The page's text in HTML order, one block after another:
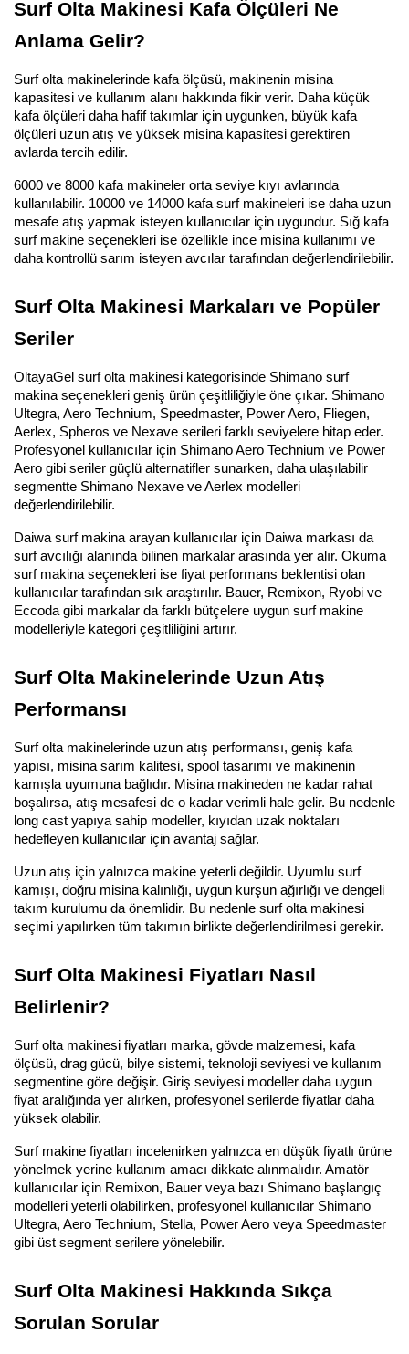
Surf Olta Makinesi Kafa Ölçüleri Ne
Anlama Gelir?
Surf olta makinelerinde kafa ölçüsü, makinenin misina
kapasitesi ve kullanım alanı hakkında fikir verir. Daha küçük
kafa ölçüleri daha hafif takımlar için uygunken, büyük kafa
ölçüleri uzun atış ve yüksek misina kapasitesi gerektiren
avlarda tercih edilir.
6000 ve 8000 kafa makineler orta seviye kıyı avlarında
kullanılabilir. 10000 ve 14000 kafa surf makineleri ise daha uzun
mesafe atış yapmak isteyen kullanıcılar için uygundur. Sığ kafa
surf makine seçenekleri ise özellikle ince misina kullanımı ve
daha kontrollü sarım isteyen avcılar tarafından değerlendirilebilir.
Surf Olta Makinesi Markaları ve Popüler
Seriler
OltayaGel surf olta makinesi kategorisinde Shimano surf
makina seçenekleri geniş ürün çeşitliliğiyle öne çıkar. Shimano
Ultegra, Aero Technium, Speedmaster, Power Aero, Fliegen,
Aerlex, Spheros ve Nexave serileri farklı seviyelere hitap eder.
Profesyonel kullanıcılar için Shimano Aero Technium ve Power
Aero gibi seriler güçlü alternatifler sunarken, daha ulaşılabilir
segmentte Shimano Nexave ve Aerlex modelleri
değerlendirilebilir.
Daiwa surf makina arayan kullanıcılar için Daiwa markası da
surf avcılığı alanında bilinen markalar arasında yer alır. Okuma
surf makina seçenekleri ise fiyat performans beklentisi olan
kullanıcılar tarafından sık araştırılır. Bauer, Remixon, Ryobi ve
Eccoda gibi markalar da farklı bütçelere uygun surf makine
modelleriyle kategori çeşitliliğini artırır.
Surf Olta Makinelerinde Uzun Atış
Performansı
Surf olta makinelerinde uzun atış performansı, geniş kafa
yapısı, misina sarım kalitesi, spool tasarımı ve makinenin
kamışla uyumuna bağlıdır. Misina makineden ne kadar rahat
boşalırsa, atış mesafesi de o kadar verimli hale gelir. Bu nedenle
long cast yapıya sahip modeller, kıyıdan uzak noktaları
hedefleyen kullanıcılar için avantaj sağlar.
Uzun atış için yalnızca makine yeterli değildir. Uyumlu surf
kamışı, doğru misina kalınlığı, uygun kurşun ağırlığı ve dengeli
takım kurulumu da önemlidir. Bu nedenle surf olta makinesi
seçimi yapılırken tüm takımın birlikte değerlendirilmesi gerekir.
Surf Olta Makinesi Fiyatları Nasıl
Belirlenir?
Surf olta makinesi fiyatları marka, gövde malzemesi, kafa
ölçüsü, drag gücü, bilye sistemi, teknoloji seviyesi ve kullanım
segmentine göre değişir. Giriş seviyesi modeller daha uygun
fiyat aralığında yer alırken, profesyonel serilerde fiyatlar daha
yüksek olabilir.
Surf makine fiyatları incelenirken yalnızca en düşük fiyatlı ürüne
yönelmek yerine kullanım amacı dikkate alınmalıdır. Amatör
kullanıcılar için Remixon, Bauer veya bazı Shimano başlangıç
modelleri yeterli olabilirken, profesyonel kullanıcılar Shimano
Ultegra, Aero Technium, Stella, Power Aero veya Speedmaster
gibi üst segment serilere yönelebilir.
Surf Olta Makinesi Hakkında Sıkça
Sorulan Sorular